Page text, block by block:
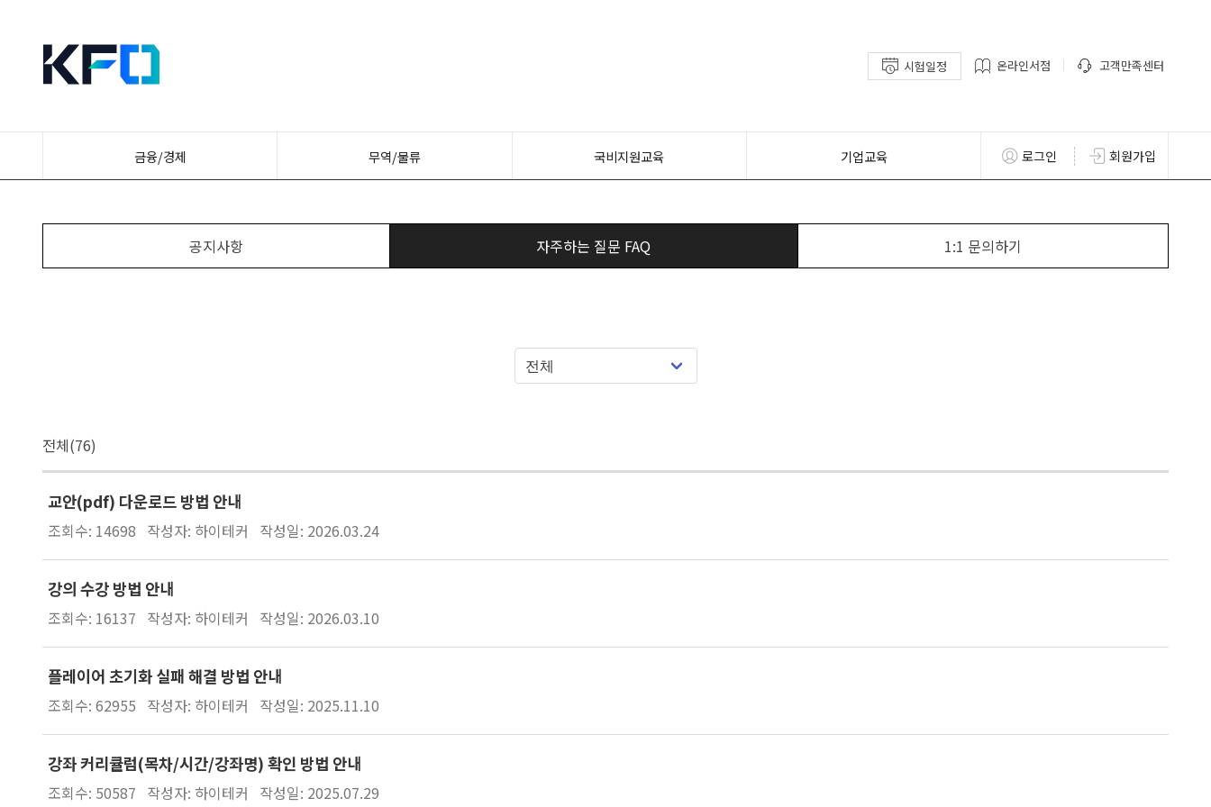
시험일정 온라인서점 고객만족센터
금융/경제 무역/물류 국비지원교육 기업교육 로그인 회원가입
공지사항 자주하는 질문 FAQ 1:1 문의하기
전체(76)
교안(pdf) 다운로드 방법 안내
조회수: 14698 작성자: 하이테커 작성일: 2026.03.24
강의 수강 방법 안내
조회수: 16137 작성자: 하이테커 작성일: 2026.03.10
플레이어 초기화 실패 해결 방법 안내
조회수: 62955 작성자: 하이테커 작성일: 2025.11.10
강좌 커리큘럼(목차/시간/강좌명) 확인 방법 안내
조회수: 50587 작성자: 하이테커 작성일: 2025.07.29